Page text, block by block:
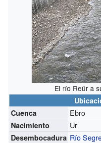
El río Reür a
Cuenca
Ebro
Nacimiento Ur
Desembocadura Río